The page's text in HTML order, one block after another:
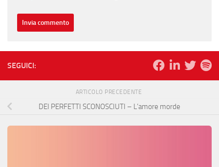
SEGUICI:
ARTICOLO PRECEDENTE
DEI PERFETTI SCONOSCIUTI – L’amore morde